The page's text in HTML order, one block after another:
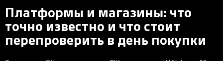
Платформы и магазины: что
точно известно и что стоит
перепроверить в день покупки